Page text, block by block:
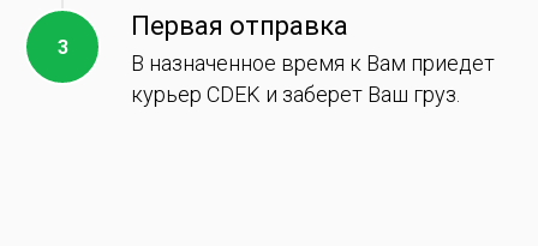
Первая отправка
В назначенное время к Вам приедет
курьер CDEK и заберет Ваш груз.